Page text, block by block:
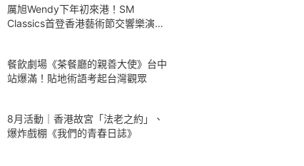
厲旭Wendy下年初來港！SM
Classics首登香港藝術節交響樂演繹
餐飲劇場《茶餐廳的親善大使》台中
站爆滿！貼地術語考起台灣觀眾
8月活動｜香港故宮「法老之約」、
爆炸戲棚《我們的青春日誌》